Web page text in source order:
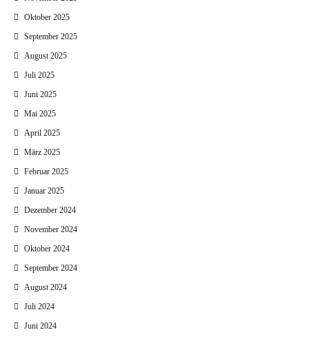
Oktober 2025
September 2025
August 2025
Juli 2025
Juni 2025
Mai 2025
April 2025
März 2025
Februar 2025
Januar 2025
Dezember 2024
November 2024
Oktober 2024
September 2024
August 2024
Juli 2024
Juni 2024